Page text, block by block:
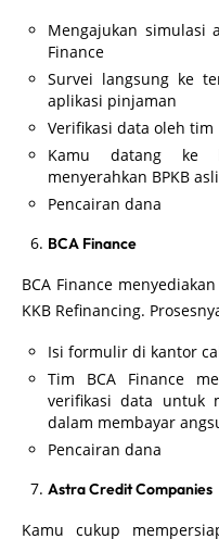
Mengajukan simulasi
Finance
Survei langsung ke
aplikasi pinjaman
Verifikasi data oleh tim
Kamu datang ke
menyerahkan BPKB asli
Pencairan dana
BCA Finance
BCA Finance
KKB Refinancing.
Isi formulir di kantor
Tim BCA Finance
verifikasi data untuk
dalam membayar
Pencairan dana
Astra Credit Companies
Kamu cukup